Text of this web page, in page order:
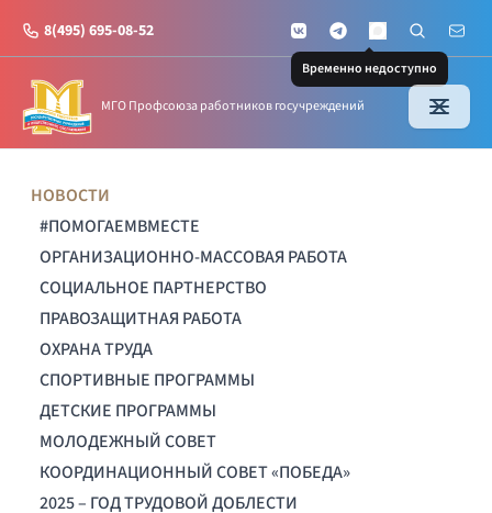
8(495) 695-08-52 VKontakteTelegramMAX
Временно недоступно
Поиск по
Почта
МГО Профсоюза работников госучреждений
НОВОСТИ
#ПОМОГАЕМВМЕСТЕ
ОРГАНИЗАЦИОННО-МАССОВАЯ РАБОТА
СОЦИАЛЬНОЕ ПАРТНЕРСТВО
ПРАВОЗАЩИТНАЯ РАБОТА
ОХРАНА ТРУДА
СПОРТИВНЫЕ ПРОГРАММЫ
ДЕТСКИЕ ПРОГРАММЫ
МОЛОДЕЖНЫЙ СОВЕТ
КООРДИНАЦИОННЫЙ СОВЕТ «ПОБЕДА»
2025 – ГОД ТРУДОВОЙ ДОБЛЕСТИ